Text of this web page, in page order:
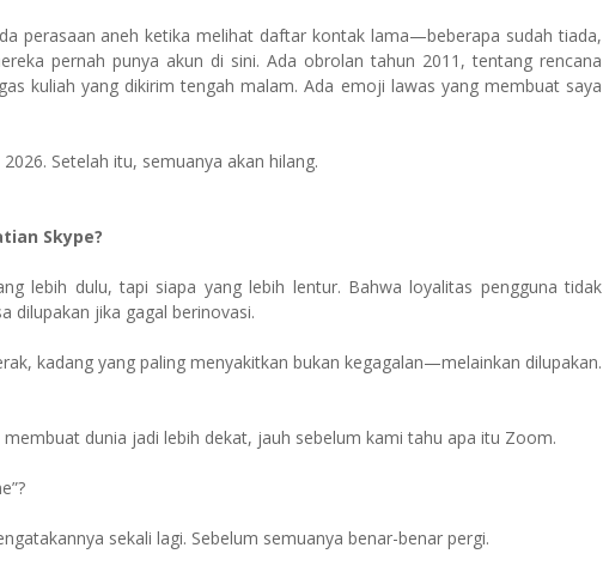
perasaan aneh ketika melihat daftar kontak lama—beberapa sudah tiada,
pernah punya akun di sini. Ada obrolan tahun 2011, tentang rencana
kuliah yang dikirim tengah malam. Ada emoji lawas yang membuat saya
Setelah itu, semuanya akan hilang.
Skype?
lebih dulu, tapi siapa yang lebih lentur. Bahwa loyalitas pengguna tidak
dilupakan jika gagal berinovasi.
kadang yang paling menyakitkan bukan kegagalan—melainkan dilupakan.
dunia jadi lebih dekat, jauh sebelum kami tahu apa itu Zoom.
sekali lagi. Sebelum semuanya benar-benar pergi.